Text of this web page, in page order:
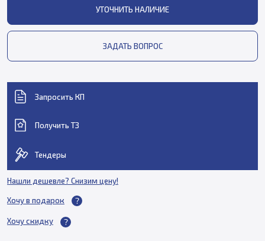
УТОЧНИТЬ НАЛИЧИЕ
ЗАДАТЬ ВОПРОС
Запросить КП
Получить ТЗ
Тендеры
Нашли дешевле? Снизим цену!
Хочу в подарок
Хочу скидку